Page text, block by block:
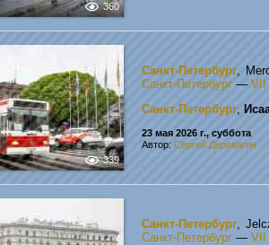
360
339
Санкт-Петербург,
Санкт-Петербург — VII
Санкт-Петербург,
23 мая 2026 г., суббота
Автор: Сергей Деревягин
Санкт-Петербург,
Санкт-Петербург — VII